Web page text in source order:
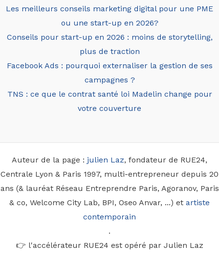
Les meilleurs conseils marketing digital pour une PME
ou une start-up en 2026?
Conseils pour start-up en 2026 : moins de storytelling,
plus de traction
Facebook Ads : pourquoi externaliser la gestion de ses
campagnes ?
TNS : ce que le contrat santé loi Madelin change pour
votre couverture
Auteur de la page : julien Laz, fondateur de RUE24,
Centrale Lyon & Paris 1997, multi-entrepreneur depuis 20
ans (& lauréat Réseau Entreprendre Paris, Agoranov, Paris
& co, Welcome City Lab, BPI, Oseo Anvar, ...) et artiste
contemporain
.
👉 l'accélérateur RUE24 est opéré par Julien Laz